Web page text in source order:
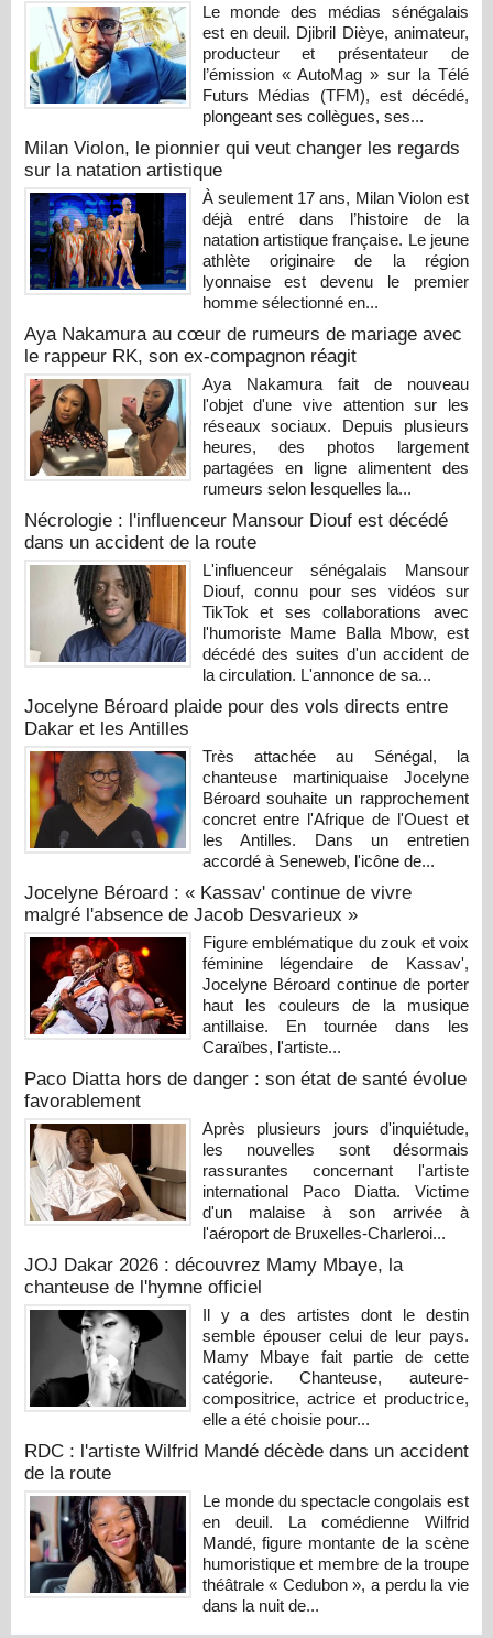
Le monde des médias sénégalais
est en deuil. Djibril Dièye, animateur,
producteur et présentateur de
l’émission « AutoMag » sur la Télé
Futurs Médias (TFM), est décédé,
plongeant ses collègues, ses...
Milan Violon, le pionnier qui veut changer les regards
sur la natation artistique
À seulement 17 ans, Milan Violon est
déjà entré dans l’histoire de la
natation artistique française. Le jeune
athlète originaire de la région
lyonnaise est devenu le premier
homme sélectionné en...
Aya Nakamura au cœur de rumeurs de mariage avec
le rappeur RK, son ex-compagnon réagit
Aya Nakamura fait de nouveau
l'objet d'une vive attention sur les
réseaux sociaux. Depuis plusieurs
heures, des photos largement
partagées en ligne alimentent des
rumeurs selon lesquelles la...
Nécrologie : l'influenceur Mansour Diouf est décédé
dans un accident de la route
L'influenceur sénégalais Mansour
Diouf, connu pour ses vidéos sur
TikTok et ses collaborations avec
l'humoriste Mame Balla Mbow, est
décédé des suites d'un accident de
la circulation. L'annonce de sa...
Jocelyne Béroard plaide pour des vols directs entre
Dakar et les Antilles
Très attachée au Sénégal, la
chanteuse martiniquaise Jocelyne
Béroard souhaite un rapprochement
concret entre l'Afrique de l'Ouest et
les Antilles. Dans un entretien
accordé à Seneweb, l'icône de...
Jocelyne Béroard : « Kassav' continue de vivre
malgré l'absence de Jacob Desvarieux »
Figure emblématique du zouk et voix
féminine légendaire de Kassav',
Jocelyne Béroard continue de porter
haut les couleurs de la musique
antillaise. En tournée dans les
Caraïbes, l'artiste...
Paco Diatta hors de danger : son état de santé évolue
favorablement
Après plusieurs jours d'inquiétude,
les nouvelles sont désormais
rassurantes concernant l'artiste
international Paco Diatta. Victime
d'un malaise à son arrivée à
l'aéroport de Bruxelles-Charleroi...
JOJ Dakar 2026 : découvrez Mamy Mbaye, la
chanteuse de l'hymne officiel
Il y a des artistes dont le destin
semble épouser celui de leur pays.
Mamy Mbaye fait partie de cette
catégorie. Chanteuse, auteure-
compositrice, actrice et productrice,
elle a été choisie pour...
RDC : l'artiste Wilfrid Mandé décède dans un accident
de la route
Le monde du spectacle congolais est
en deuil. La comédienne Wilfrid
Mandé, figure montante de la scène
humoristique et membre de la troupe
théâtrale « Cedubon », a perdu la vie
dans la nuit de...